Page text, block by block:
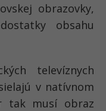
obrazovky,
obsahu
televíznych
v natívnom
tak musí obraz